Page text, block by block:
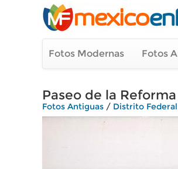
Fotos Modernas Fotos
Paseo de la Reforma
Fotos Antiguas / Distrito Federal